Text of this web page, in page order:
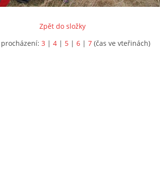
Zpět do složky
3 | 4 | 5 | 6 | 7 (čas ve vteřinách)